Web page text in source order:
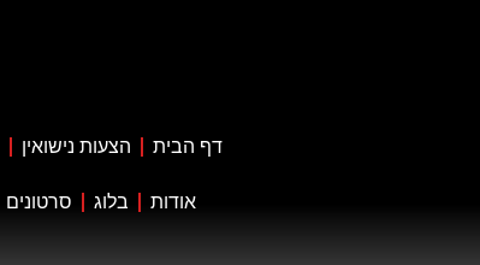
דף הבית הצעות נישואין
אודות בלוג סרטונים